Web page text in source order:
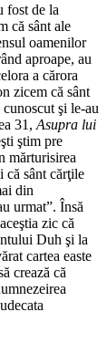
fost de la
că sânt ale
oamenilor
aproape, au
a cărora
zicem că sânt
şi le-au
31, Asupra lui
ştim pre
mărturisirea
că sânt cărţile
din
urmat”. Însă
zic că
Duh şi la
cartea easte
crează că